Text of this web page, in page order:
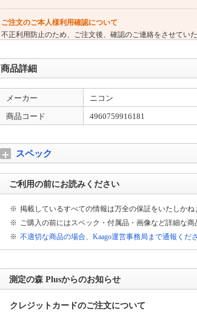
ご注文のご本人様利用確認について
不正利用防止のため、ご注文後、確認のご連絡をさせてい
請求表示に関しまして
店名を「卸JP」から「測定の森Plus」に変更しております
求明細は「オロシジエイピー」と表示されます。 予めご了
商品詳細
メーカー ニコン
商品コード
4960759916181
スペック
ご利用の前にお読みください
※ 掲載しているすべての情報は万全の保証をいたしかね
※ ご購入の前にはスペック・付属品・画像など詳細な
※ 不適切な商品の場合、Kaago運営事務局まで通報くださ
測定の森 Plusからのお知らせ
クレジットカードのご注文について